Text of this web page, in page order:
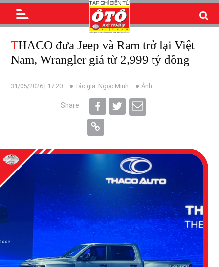
THACO đưa Jeep và Ram trở lại Việt
Nam, Wrangler giá từ 2,999 tỷ đồng
31/05/2026 | 17:20 Tác giả: Ngọc Minh Ảnh:
Share